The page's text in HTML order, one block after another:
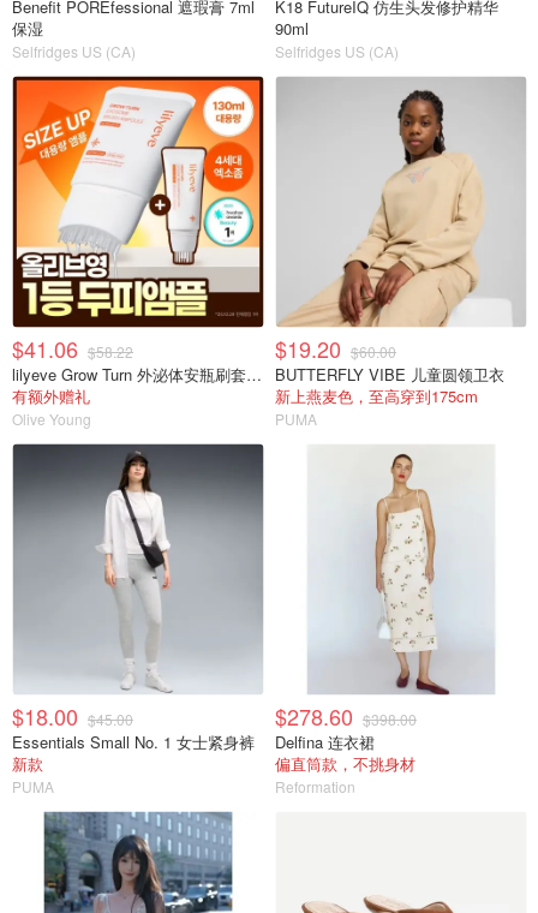
Benefit POREfessional 遮瑕膏 7ml
保湿
Selfridges US (CA)
K18 FutureIQ 仿生头发修护精华
90ml
Selfridges US (CA)
$41.06 $58.22
lilyeve Grow Turn 外泌体安瓶刷套装 130ml 100ml
有额外赠礼
Olive Young
$19.20 $60.00
BUTTERFLY VIBE 儿童圆领卫衣
新上燕麦色，至高穿到175cm
PUMA
$18.00 $45.00
Essentials Small No. 1 女士紧身裤
新款
PUMA
$278.60 $398.00
Delfina 连衣裙
偏直筒款，不挑身材
Reformation